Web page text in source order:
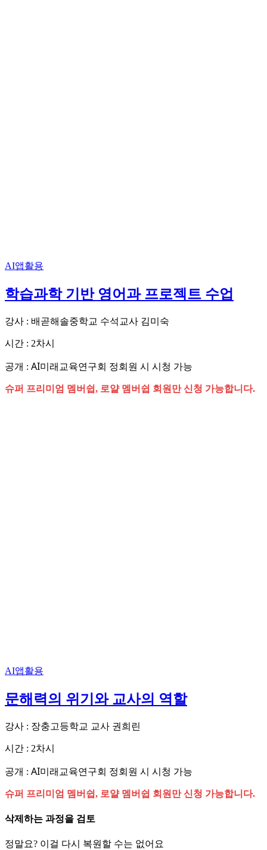
AI앱활용
학습과학 기반 영어과 프로젝트 수업
강사 : 배곧해솔중학교 수석교사 김미숙
시간 : 2차시
공개 : AI미래교육연구회 정회원 시 시청 가능
슈퍼 프리미엄 멤버쉽, 로얄 멤버쉽 회원만 신청 가능합니다.
AI앱활용
문해력의 위기와 교사의 역할
강사 : 장충고등학교 교사 권희린
시간 : 2차시
공개 : AI미래교육연구회 정회원 시 시청 가능
슈퍼 프리미엄 멤버쉽, 로얄 멤버쉽 회원만 신청 가능합니다.
삭제하는 과정을 검토
정말요? 이걸 다시 복원할 수는 없어요